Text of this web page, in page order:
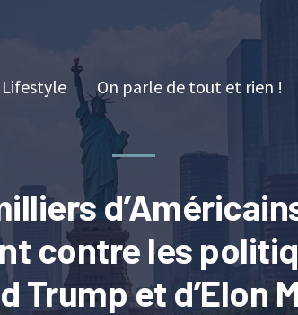
On parle de tout et rien !
contre les
Trump et d’Elon